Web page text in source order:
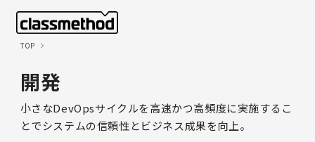
TOP
開発
小さなDevOpsサイクルを高速かつ高頻度に実施するこ
とでシステムの信頼性とビジネス成果を向上。